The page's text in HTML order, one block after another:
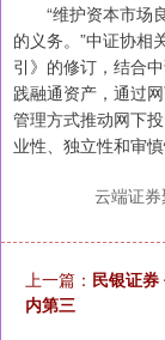
“维护资本市场良
的义务。”中证协相
引》的修订，结合
践融通资产，通过
管理方式推动网下
业性、独立性和审慎
云端证券
上一篇： 民银证
内第三